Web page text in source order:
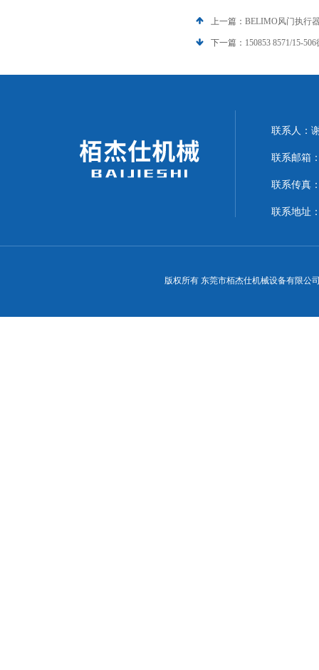
上一篇： BELIMO风门执行
下一篇： 150853 8571/15-
联系人：
联系邮箱
联系传真
联系地址
版权所有 东莞市栢杰仕机械设备有限公